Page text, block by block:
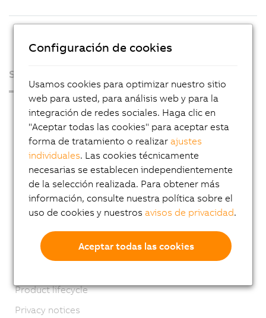
Sobre nosotros
Sala de prensa
Blog
AutoMates
Servicio de noticias por e-mail de B&R
Carrera
Ubicaciones
Contacto
Imprint
Product lifecycle
Privacy notices
Configuración de cookies
Usamos cookies para optimizar nuestro sitio
web para usted, para análisis web y para la
integración de redes sociales. Haga clic en
"Aceptar todas las cookies" para aceptar esta
forma de tratamiento o realizarajustes
individuales. Las cookies técnicamente
necesarias se establecen independientemente
de la selección realizada. Para obtener más
información, consulte nuestra política sobre el
uso de cookies y nuestrosavisos de privacidad.
Aceptar todas las cookies